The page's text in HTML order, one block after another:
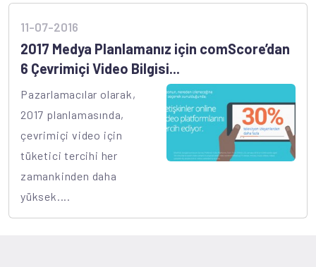
11-07-2016
2017 Medya Planlamanız için comScore’dan
6 Çevrimiçi Video Bilgisi...
Pazarlamacılar olarak,
2017 planlamasında,
çevrimiçi video için
tüketici tercihi her
zamankinden daha
yüksek....